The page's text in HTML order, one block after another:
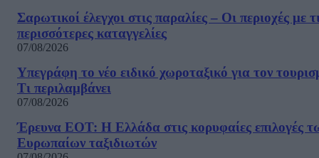
Σαρωτικοί έλεγχοι στις παραλίες – Οι περιοχές με
περισσότερες καταγγελίες
07/08/2026
Υπεγράφη το νέο ειδικό χωροταξικό για τον
Τι περιλαμβάνει
07/08/2026
Έρευνα ΕΟΤ: Η Ελλάδα στις κορυφαίες επιλογές
Ευρωπαίων ταξιδιωτών